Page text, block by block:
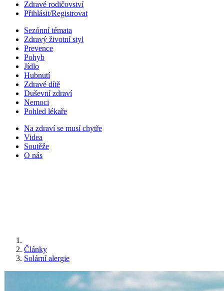
Zdravé rodičovství
Přihlásit/Registrovat
Sezónní témata
Zdravý životní styl
Prevence
Pohyb
Jídlo
Hubnutí
Zdravé dítě
Duševní zdraví
Nemoci
Pohled lékaře
Na zdraví se musí chytře
Videa
Soutěže
O nás
Články
Solární alergie